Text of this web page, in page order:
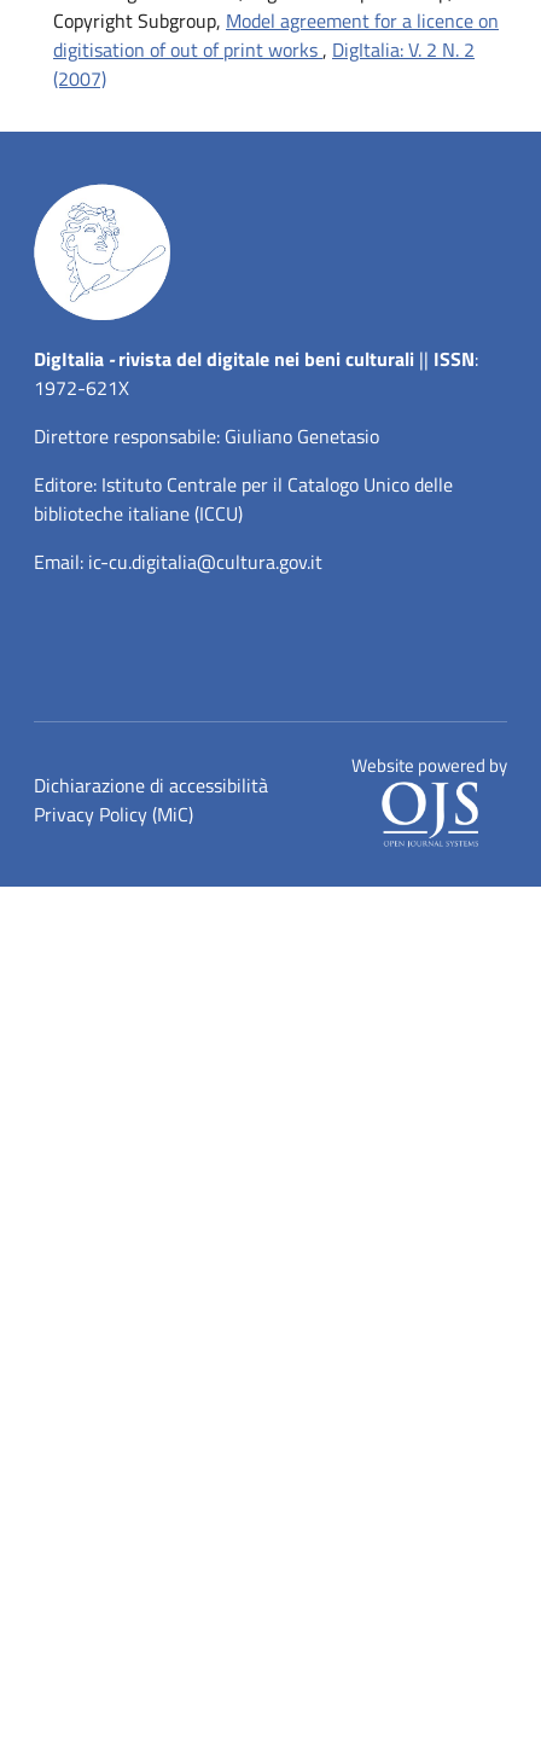
Copyright Subgroup, Model agreement for a licence on
digitisation of out of print works, DigItalia: V. 2 N. 2
(2007)
DigItalia -rivista del digitale nei beni culturali || ISSN:
1972-621X
Direttore responsabile: Giuliano Genetasio
Editore: Istituto Centrale per il Catalogo Unico delle
biblioteche italiane (ICCU)
Email: ic-cu.digitalia@cultura.gov.it
Dichiarazione di accessibilità
Privacy Policy (MiC)
Website powered by